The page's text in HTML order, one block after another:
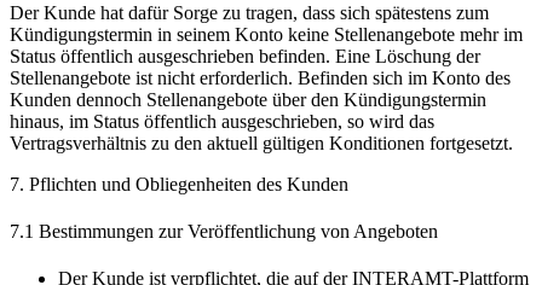
Der Kunde hat dafür Sorge zu tragen, dass sich spätestens zum
Kündigungstermin in seinem Konto keine Stellenangebote mehr im
Status öffentlich ausgeschrieben befinden. Eine Löschung der
Stellenangebote ist nicht erforderlich. Befinden sich im Konto des
Kunden dennoch Stellenangebote über den Kündigungstermin
hinaus, im Status öffentlich ausgeschrieben, so wird das
Vertragsverhältnis zu den aktuell gültigen Konditionen fortgesetzt.
7. Pflichten und Obliegenheiten des Kunden
7.1 Bestimmungen zur Veröffentlichung von Angeboten
Der Kunde ist verpflichtet, die auf der INTERAMT-Plattform